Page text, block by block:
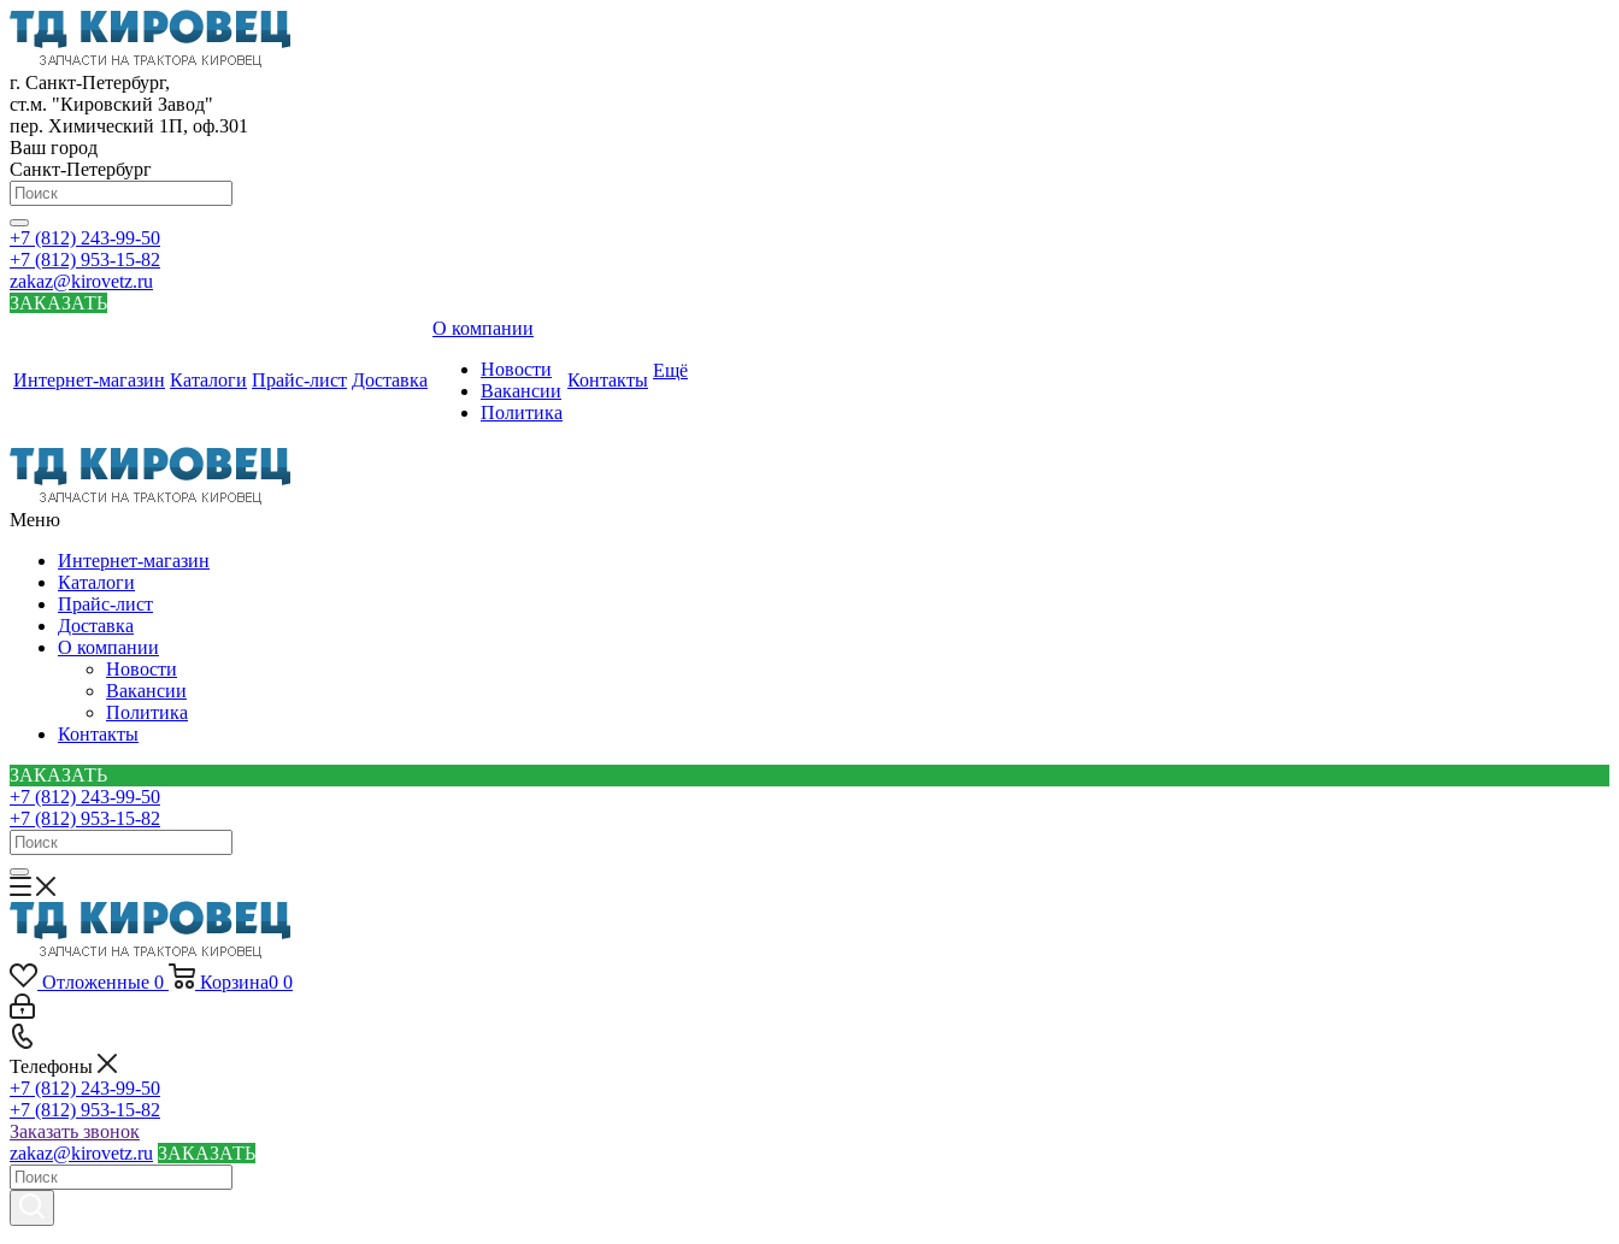
г. Санкт-Петербург,
ст.м. "Кировский Завод"
пер. Химический 1П, оф.301
Ваш город
Санкт-Петербург
+7 (812) 243-99-50
+7 (812) 953-15-82
zakaz@kirovetz.ru
ЗАКАЗАТЬ
Интернет-магазин Каталоги Прайс-лист Доставка
О компании
Новости
Вакансии
Политика
Контакты Ещё
Меню
Интернет-магазин
Каталоги
Прайс-лист
Доставка
О компании
Новости
Вакансии
Политика
Контакты
ЗАКАЗАТЬ
+7 (812) 243-99-50
+7 (812) 953-15-82
Отложенные 0 Корзина0 0
Телефоны
+7 (812) 243-99-50
+7 (812) 953-15-82
Заказать звонок
zakaz@kirovetz.ru ЗАКАЗАТЬ